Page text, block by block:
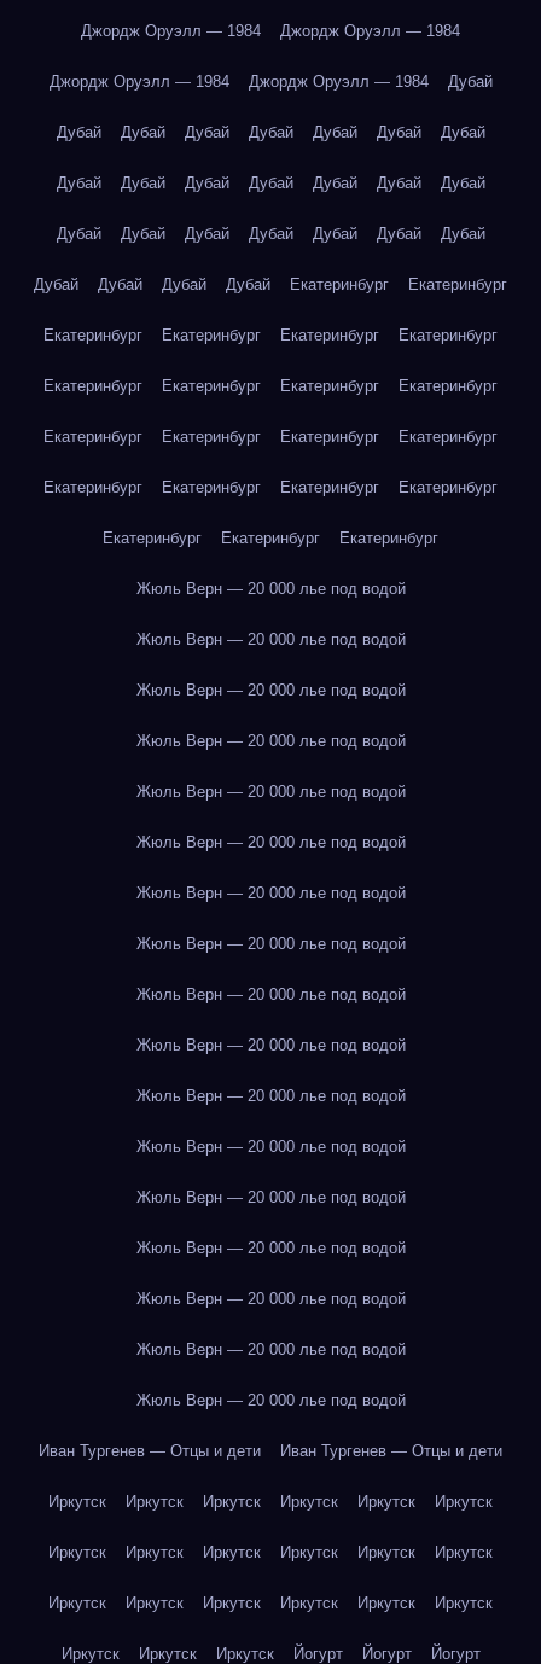
Джордж Оруэлл — 1984 Джордж Оруэлл — 1984
Джордж Оруэлл — 1984 Джордж Оруэлл — 1984 Дубай
Дубай Дубай Дубай Дубай Дубай Дубай Дубай
Дубай Дубай Дубай Дубай Дубай Дубай Дубай
Дубай Дубай Дубай Дубай Дубай Дубай Дубай
Дубай Дубай Дубай Дубай Екатеринбург Екатеринбург
Екатеринбург Екатеринбург Екатеринбург Екатеринбург
Екатеринбург Екатеринбург Екатеринбург Екатеринбург
Екатеринбург Екатеринбург Екатеринбург Екатеринбург
Екатеринбург Екатеринбург Екатеринбург Екатеринбург
Екатеринбург Екатеринбург Екатеринбург
Жюль Верн — 20 000 лье под водой
Жюль Верн — 20 000 лье под водой
Жюль Верн — 20 000 лье под водой
Жюль Верн — 20 000 лье под водой
Жюль Верн — 20 000 лье под водой
Жюль Верн — 20 000 лье под водой
Жюль Верн — 20 000 лье под водой
Жюль Верн — 20 000 лье под водой
Жюль Верн — 20 000 лье под водой
Жюль Верн — 20 000 лье под водой
Жюль Верн — 20 000 лье под водой
Жюль Верн — 20 000 лье под водой
Жюль Верн — 20 000 лье под водой
Жюль Верн — 20 000 лье под водой
Жюль Верн — 20 000 лье под водой
Жюль Верн — 20 000 лье под водой
Жюль Верн — 20 000 лье под водой
Иван Тургенев — Отцы и дети Иван Тургенев — Отцы и дети
Иркутск Иркутск Иркутск Иркутск Иркутск Иркутск
Иркутск Иркутск Иркутск Иркутск Иркутск Иркутск
Иркутск Иркутск Иркутск Иркутск Иркутск Иркутск
Иркутск Иркутск Иркутск Йогурт Йогурт Йогурт